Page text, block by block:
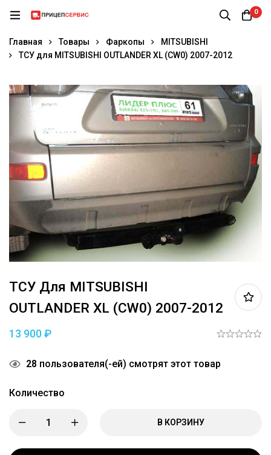
0
Главная Товары Фаркопы
MITSUBISHI
ТСУ для MITSUBISHI OUTLANDER XL (CW0) 2007-2012
ТСУ Для MITSUBISHI
OUTLANDER XL (CW0) 2007-2012
13 900₽
28 пользователя(-ей) смотрят этот товар
Количество
В КОРЗИНУ